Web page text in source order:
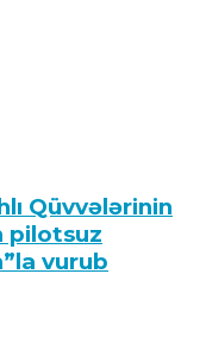
Qüvvələrinin
pilotsuz
vurub